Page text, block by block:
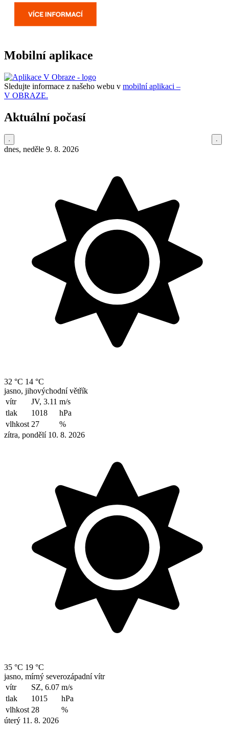
Mobilní aplikace
Sledujte informace z našeho webu v mobilní aplikaci –
V OBRAZE.
Aktuální počasí
dnes, neděle 9. 8. 2026
32 °C 14 °C
jasno, jihovýchodní větřík
vítr
JV, 3.11 m/s
tlak
1018
hPa
vlhkost 27
%
zítra, pondělí 10. 8. 2026
35 °C 19 °C
jasno, mírný severozápadní vítr
vítr
SZ, 6.07 m/s
tlak
1015
hPa
vlhkost 28
%
úterý 11. 8. 2026